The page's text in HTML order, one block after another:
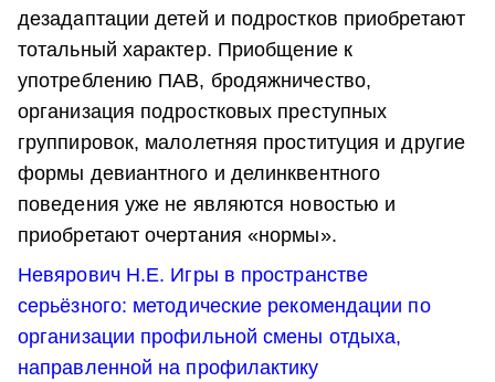
дезадаптации детей и подростков приобретают
тотальный характер. Приобщение к
употреблению ПАВ, бродяжничество,
организация подростковых преступных
группировок, малолетняя проституция и другие
формы девиантного и делинквентного
поведения уже не являются новостью и
приобретают очертания «нормы».
Невярович Н.Е. Игры в пространстве
серьёзного: методические рекомендации по
организации профильной смены отдыха,
направленной на профилактику